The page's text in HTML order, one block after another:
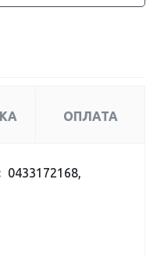
ОПЛАТА
0433172168,